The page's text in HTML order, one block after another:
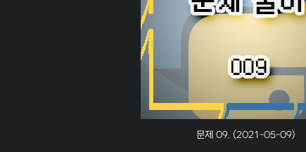
문제 09. (2021-05-09)